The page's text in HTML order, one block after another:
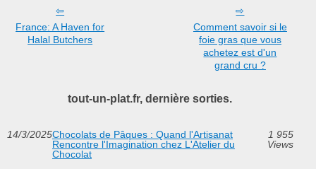
France: A Haven for
Halal Butchers
Comment savoir si le
foie gras que vous
achetez est d'un
grand cru ?
tout-un-plat.fr, dernière sorties.
14/3/2025Chocolats de Pâques : Quand l'Artisanat
Rencontre l'Imagination chez L'Atelier du
Chocolat
1 955
Views